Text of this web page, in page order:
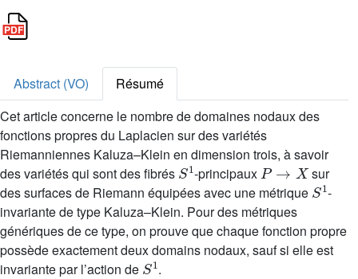
Abstract (VO)
Résumé
Cet article concerne le nombre de domaines nodaux des
fonctions propres du Laplacien sur des variétés
Riemanniennes Kaluza–Klein en dimension trois, à savoir
des variétés qui sont des fibrés
S1
-principaux
P→X
sur
des surfaces de Riemann équipées avec une métrique
S1
-
invariante de type Kaluza–Klein. Pour des métriques
génériques de ce type, on prouve que chaque fonction propre
possède exactement deux domains nodaux, sauf si elle est
invariante par l’action de
S1
.